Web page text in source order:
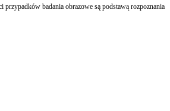
przypadków badania obrazowe są podstawą rozpoznania